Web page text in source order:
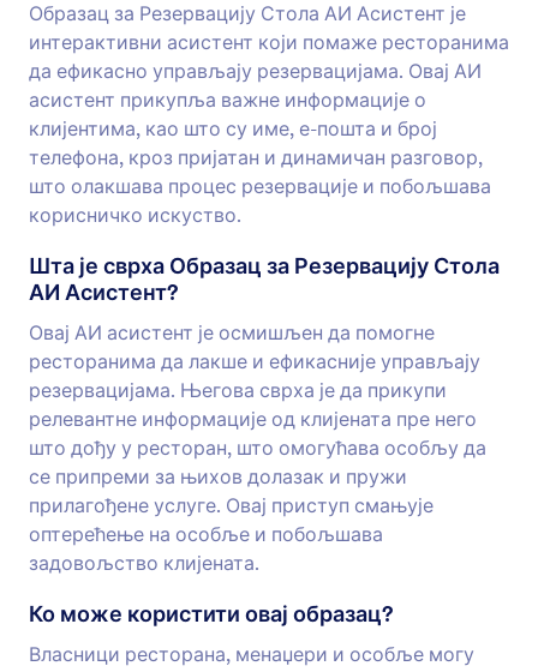
Образац за Резервацију Стола АИ Асистент је
интерактивни асистент који помаже ресторанима
да ефикасно управљају резервацијама. Овај АИ
асистент прикупља важне информације о
клијентима, као што су име, е-пошта и број
телефона, кроз пријатан и динамичан разговор,
што олакшава процес резервације и побољшава
корисничко искуство.
Шта је сврха Образац за Резервацију Стола
АИ Асистент?
Овај АИ асистент је осмишљен да помогне
ресторанима да лакше и ефикасније управљају
резервацијама. Његова сврха је да прикупи
релевантне информације од клијената пре него
што дођу у ресторан, што омогућава особљу да
се припреми за њихов долазак и пружи
прилагођене услуге. Овај приступ смањује
оптерећење на особље и побољшава
задовољство клијената.
Ко може користити овај образац?
Власници ресторана, менаџери и особље могу